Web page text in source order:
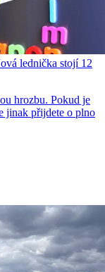
lednička stojí 12
hrozbu. Pokud je
jinak přijdete o plno